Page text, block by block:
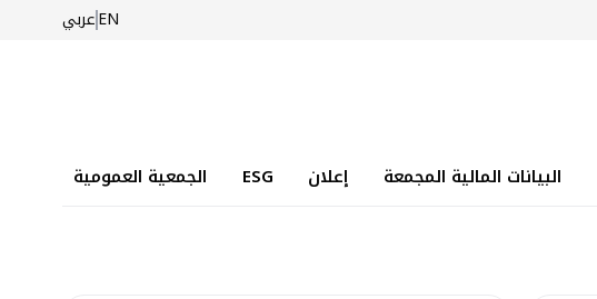
ENعربي
البيانات المالية المجمعة إعلان ESG الجمعية العمومية